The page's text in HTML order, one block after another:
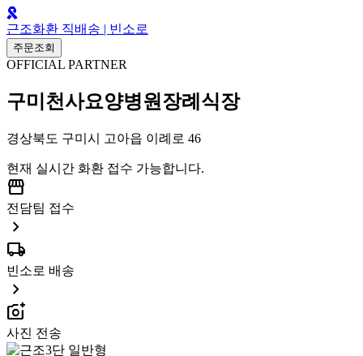
근조화환 직배송 | 빈소로
주문조회
OFFICIAL PARTNER
구미천사요양병원장례식장
경상북도 구미시 고아읍 이례로 46
현재 실시간 화환 접수 가능합니다.
storefront
전담팀 접수
chevron_right
local_shipping
빈소로 배송
chevron_right
add_a_photo
사진 전송